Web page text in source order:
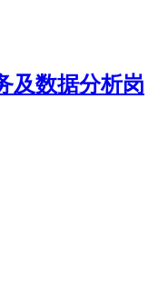
及数据分析岗